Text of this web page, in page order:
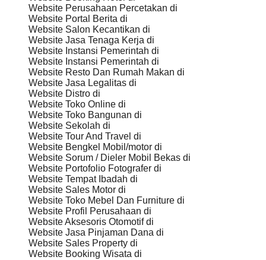
Website Perusahaan Percetakan di
Website Portal Berita di
Website Salon Kecantikan di
Website Jasa Tenaga Kerja di
Website Instansi Pemerintah di
Website Instansi Pemerintah di
Website Resto Dan Rumah Makan di
Website Jasa Legalitas di
Website Distro di
Website Toko Online di
Website Toko Bangunan di
Website Sekolah di
Website Tour And Travel di
Website Bengkel Mobil/motor di
Website Sorum / Dieler Mobil Bekas di
Website Portofolio Fotografer di
Website Tempat Ibadah di
Website Sales Motor di
Website Toko Mebel Dan Furniture di
Website Profil Perusahaan di
Website Aksesoris Otomotif di
Website Jasa Pinjaman Dana di
Website Sales Property di
Website Booking Wisata di